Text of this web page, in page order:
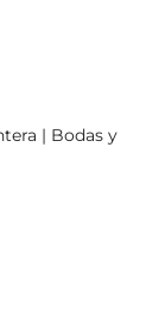
| Bodas y